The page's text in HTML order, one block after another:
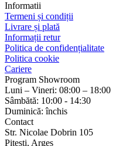
Informatii
Termeni și condiții
Livrare și plată
Informații retur
Politica de confidențialitate
Politica cookie
Cariere
Program Showroom
Luni – Vineri: 08:00 – 18:00
Sâmbătă: 10:00 - 14:30
Duminică: închis
Contact
Str. Nicolae Dobrin 105
Pitesti, Arges